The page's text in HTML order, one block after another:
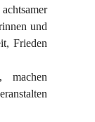
und
Frieden
machen